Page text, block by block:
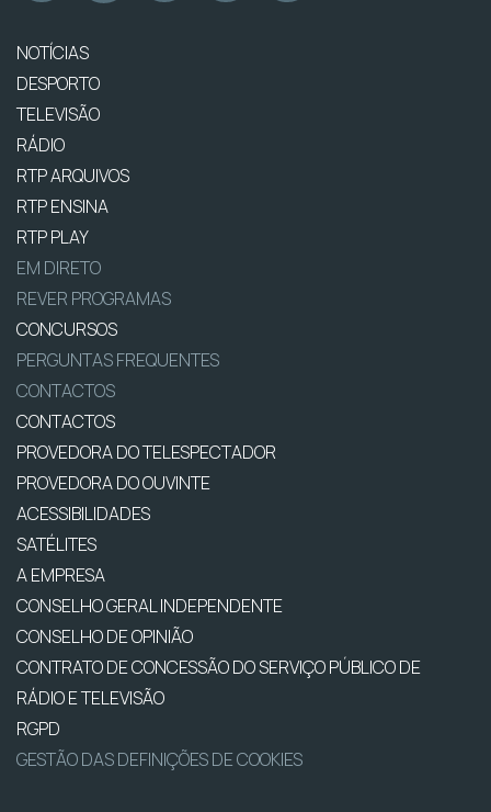
NOTÍCIAS
DESPORTO
TELEVISÃO
RÁDIO
RTP ARQUIVOS
RTP ENSINA
RTP PLAY
EM DIRETO
REVER PROGRAMAS
CONCURSOS
PERGUNTAS FREQUENTES
CONTACTOS
CONTACTOS
PROVEDORA DO TELESPECTADOR
PROVEDORA DO OUVINTE
ACESSIBILIDADES
SATÉLITES
A EMPRESA
CONSELHO GERAL INDEPENDENTE
CONSELHO DE OPINIÃO
CONTRATO DE CONCESSÃO DO SERVIÇO PÚBLICO DE
RÁDIO E TELEVISÃO
RGPD
GESTÃO DAS DEFINIÇÕES DE COOKIES